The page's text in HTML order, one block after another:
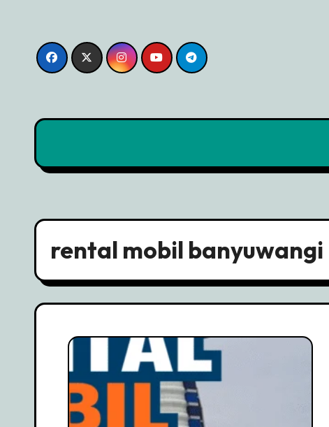
content
rental mobil banyuwangi